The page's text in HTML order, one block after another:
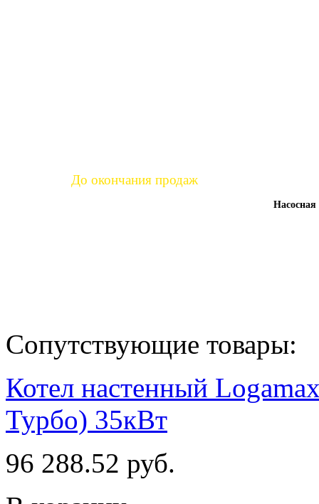
До окончания продаж
Сопутствующие товары:
Котел настенный
Турбо) 35кВт
96 288.52 руб.